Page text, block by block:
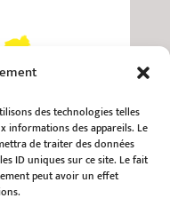
des technologies telles
informations des appareils. Le
de traiter des données
ID uniques sur ce site. Le fait
peut avoir un effet